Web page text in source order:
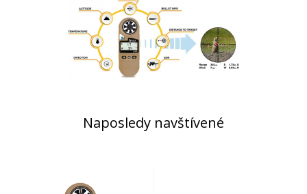
Naposledy navštívené